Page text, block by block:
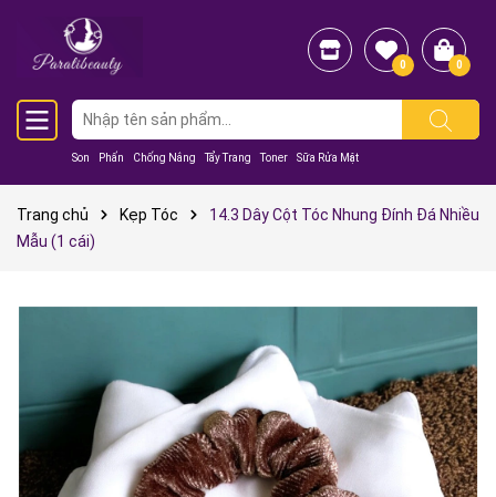
Son Phấn Chống Nắng Tẩy Trang Toner Sữa Rửa Mặt
0 0
Trang chủ Kẹp Tóc
14.3 Dây Cột Tóc Nhung Đính Đá Nhiều
Mẫu (1 cái)